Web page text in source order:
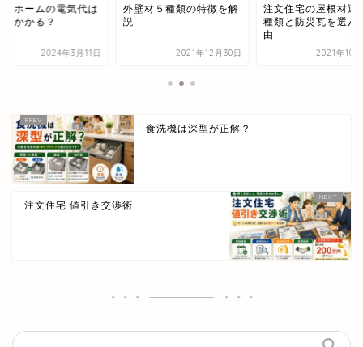
タホームの電気代は
らかかる？
2024年3月11日
外壁材５種類の特徴を解
説
2021年12月30日
注文住宅の屋根材選
種類と防災瓦を選ん
由
2021年10
食洗機は深型が正解？
注文住宅 値引き交渉術